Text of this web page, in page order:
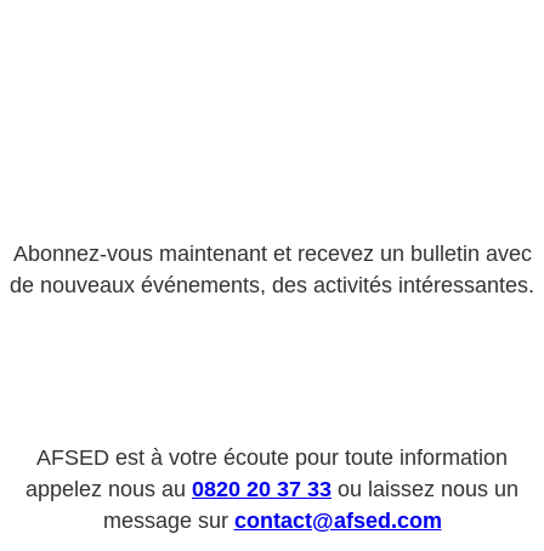
Abonnez-vous maintenant et recevez un bulletin avec
de nouveaux événements, des activités intéressantes.
AFSED est à votre écoute pour toute information
appelez nous au 0820 20 37 33 ou laissez nous un
message sur contact@afsed.com